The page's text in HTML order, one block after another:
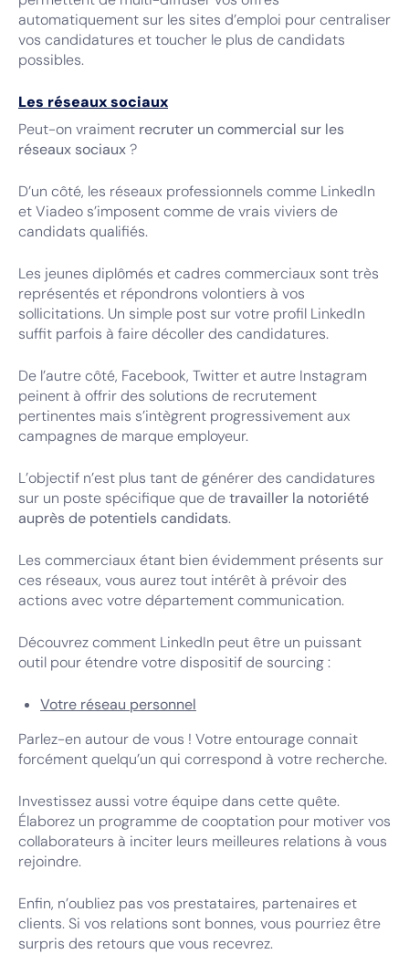
automatiquement sur les sites d’emploi pour centraliser
vos candidatures et toucher le plus de candidats
possibles.
Les réseaux sociaux
Peut-on vraiment recruter un commercial sur les
réseaux sociaux?
D’un côté, les réseaux professionnels comme LinkedIn
et Viadeo s’imposent comme de vrais viviers de
candidats qualifiés.
Les jeunes diplômés et cadres commerciaux sont très
représentés et répondrons volontiers à vos
sollicitations. Un simple post sur votre profil LinkedIn
suffit parfois à faire décoller des candidatures.
De l’autre côté, Facebook, Twitter et autre Instagram
peinent à offrir des solutions de recrutement
pertinentes mais s’intègrent progressivement aux
campagnes de marque employeur.
L’objectif n’est plus tant de générer des candidatures
sur un poste spécifique que detravailler la notoriété
auprès de potentiels candidats.
Les commerciaux étant bien évidemment présents sur
ces réseaux, vous aurez tout intérêt à prévoir des
actions avec votre département communication.
Découvrez comment LinkedIn peut être un puissant
outil pour étendre votre dispositif de sourcing :
Votre réseau personnel
Parlez-en autour de vous ! Votre entourage connait
forcément quelqu’un qui correspond à votre recherche.
Investissez aussi votre équipe dans cette quête.
Élaborez un programme de cooptation pour motiver vos
collaborateurs à inciter leurs meilleures relations à vous
rejoindre.
Enfin, n’oubliez pas vos prestataires, partenaires et
clients. Si vos relations sont bonnes, vous pourriez être
surpris des retours que vous recevrez.